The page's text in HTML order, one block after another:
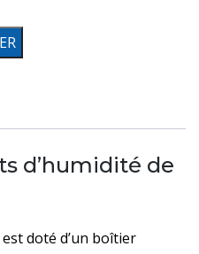
d’humidité de
est doté d’un boîtier